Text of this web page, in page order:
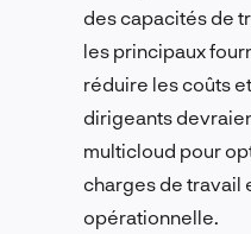
des capacités de
les principaux
réduire les coûts
dirigeants
multicloud pour
charges de travail
opérationnelle.